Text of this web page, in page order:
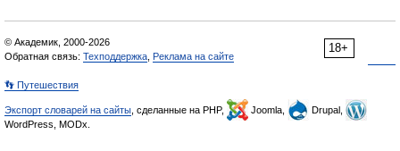
18+
© Академик, 2000-2026
Обратная связь: Техподдержка Реклама на сайте
👣 Путешествия
Экспорт словарей на сайты , сделанные на PHP, Joomla,
Drupal,
WordPress, MODx.